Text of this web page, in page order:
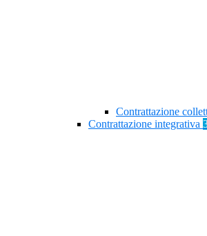
Contrattazione
Contrattazione integrativa